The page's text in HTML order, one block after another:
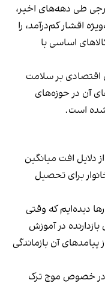
طی دهه‌های اخیر،
اقشار کم‌درآمد، را
اساسی با
اقتصادی برسلامت
آن در حوزه‌های
شده است.
دلایل افت میانگین
برای تحصیل
دیده‌ایم که وقتی
در آموزش
آن بازماندگی
در خصوص موج ترک